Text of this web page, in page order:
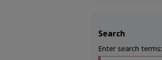
Search
Enter search terms: